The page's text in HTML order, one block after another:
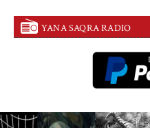
YANA SAQRA RADIO